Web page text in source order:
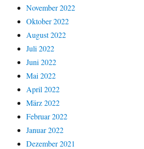
November 2022
Oktober 2022
August 2022
Juli 2022
Juni 2022
Mai 2022
April 2022
März 2022
Februar 2022
Januar 2022
Dezember 2021